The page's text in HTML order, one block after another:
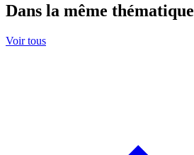
Dans la même thématique
Voir tous